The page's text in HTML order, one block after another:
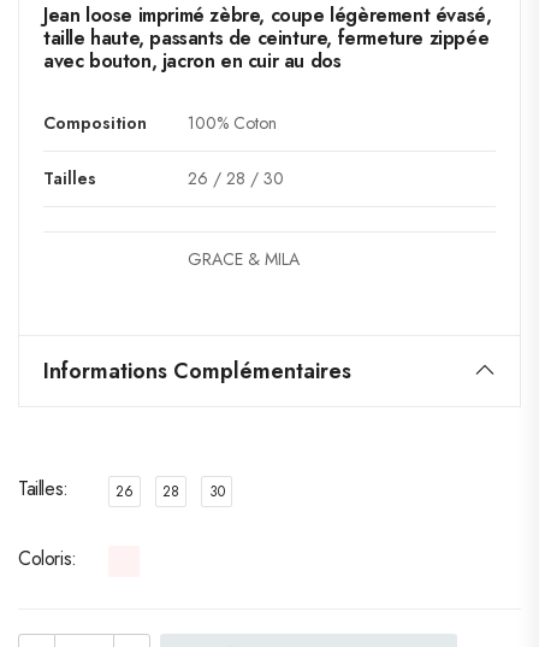
Jean loose imprimé zèbre, coupe légèrement évasé,
taille haute, passants de ceinture, fermeture zippée
avec bouton, jacron en cuir au dos
Composition 100% Coton
Tailles 26 / 28 / 30
GRACE & MILA
Informations Complémentaires
Tailles 26 28 30
Coloris